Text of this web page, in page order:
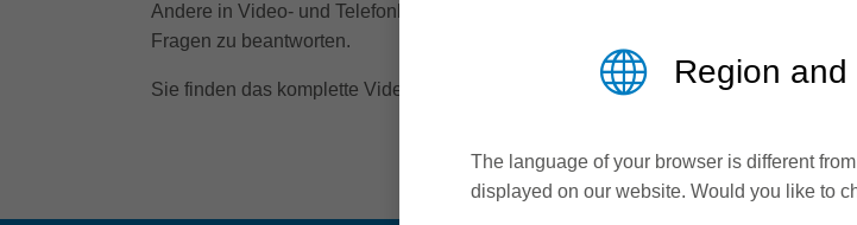
Andere in Video- und Telefonkonferenzen, fertigte der „möbelfertigung“
Fragen zu beantworten.
Sie finden das komplette Video unter nachfolgendem Link: https://bit.ly/3dq1leg
Region
The language of your browser is different
displayed on our website. Would you like to